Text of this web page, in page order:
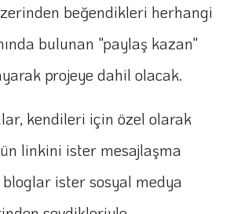
beğendikleri herhangi
bulunan "paylaş kazan"
projeye dahil olacak.
kendileri için özel olarak
linkini ister mesajlaşma
ister sosyal medya